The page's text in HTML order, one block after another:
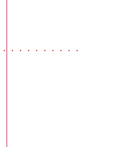
・・・・・・・・・